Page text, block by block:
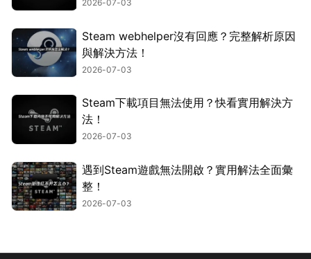
2026-07-03
Steam webhelper沒有回應？完整解析原因
與解決方法！
2026-07-03
Steam下載項目無法使用？快看實用解決方
法！
2026-07-03
遇到Steam遊戲無法開啟？實用解法全面彙
整！
2026-07-03